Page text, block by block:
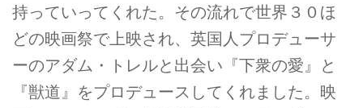
持っていってくれた。その流れで世界３０ほ
どの映画祭で上映され、英国人プロデューサ
ーのアダム・トレルと出会い『下衆の愛』と
『獣道』をプロデュースしてくれました。映